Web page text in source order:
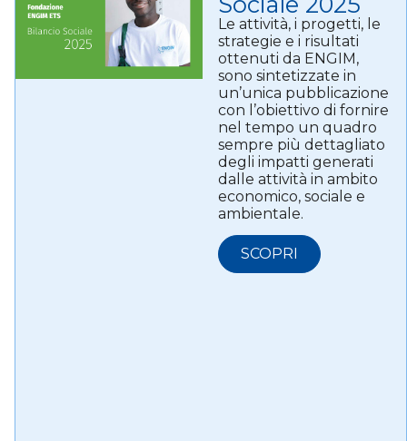
Le attività, i progetti, le
strategie e i risultati
ottenuti da ENGIM,
sono sintetizzate in
un’unica pubblicazione
con l’obiettivo di fornire
nel tempo un quadro
sempre più dettagliato
degli impatti generati
dalle attività in ambito
economico, sociale e
ambientale.
SCOPRI